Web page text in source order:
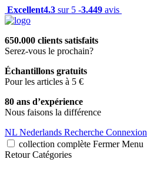
Excellent4.3 sur 5 -3.449 avis
650.000 clients satisfaits
Serez-vous le prochain?
Échantillons gratuits
Pour les articles à 5 €
80 ans d’expérience
Nous faisons la différence
NL Nederlands Recherche Connexion
collection complète Fermer Menu
Retour Catégories